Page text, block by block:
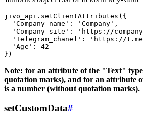
jivo_api.setClientAttributes({
  'Company_name': 'Company',
'Company_site': 'https://
'Telegram_chanel': 'https://
  'Age': 42
Note: for an attribute of the "Text"
quotation marks), and for an attribute
is a number (without quotation marks).
setCustomData#